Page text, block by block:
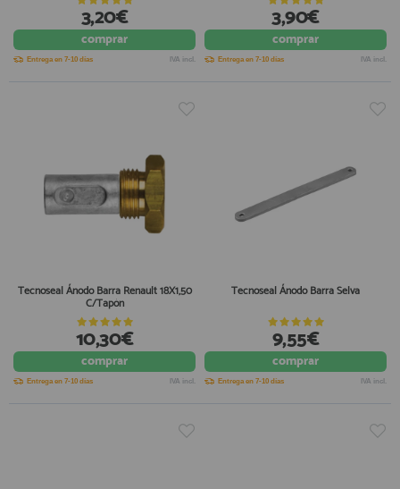
3,20€
comprar
Entrega en 7-10 días IVA incl.
3,90€
comprar
Entrega en 7-10 días IVA incl.
Tecnoseal Ánodo Barra Renault 18X1,50
C/Tapón
10,30€
comprar
Entrega en 7-10 días IVA incl.
Tecnoseal Ánodo Barra Selva
9,55€
comprar
Entrega en 7-10 días IVA incl.